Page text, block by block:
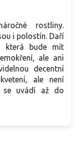
rostliny.
i polostín. Daří
která bude mít
ale ani
decentní
ale není
se uvádí až do